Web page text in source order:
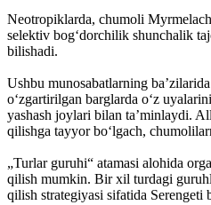
Neotropiklarda, chumoli
selektiv bogʻdorchilik shunchalik
bilishadi.
Ushbu munosabatlarning
oʻzgartirilgan barglarda oʻz
yashash joylari bilan taʼminlaydi.
qilishga tayyor boʻlgach,
„Turlar guruhi“ atamasi alohida
qilish mumkin. Bir xil turdagi
qilish strategiyasi sifatida